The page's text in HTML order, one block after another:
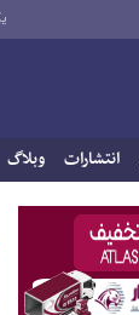
انتشارات وبلاگ